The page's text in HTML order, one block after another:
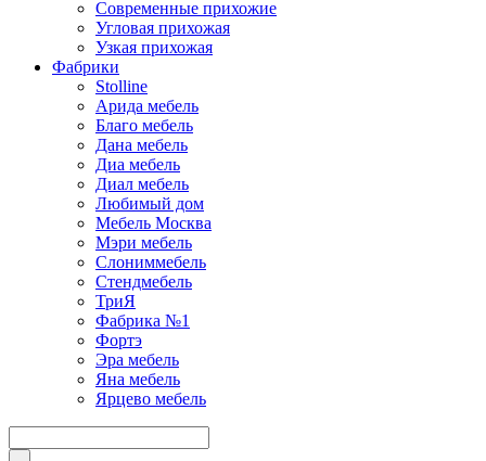
Современные прихожие
Угловая прихожая
Узкая прихожая
Фабрики
Stolline
Арида мебель
Благо мебель
Дана мебель
Диа мебель
Диал мебель
Любимый дом
Мебель Москва
Мэри мебель
Слониммебель
Стендмебель
ТриЯ
Фабрика №1
Фортэ
Эра мебель
Яна мебель
Ярцево мебель